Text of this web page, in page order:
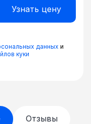
данных и
куки
Отзывы